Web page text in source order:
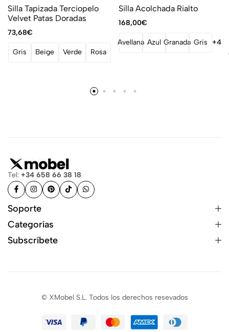
Silla Tapizada Terciopelo
Velvet Patas Doradas
73,68€
Gris Beige Verde Rosa
Silla Acolchada Rialto
168,00€
Avellana Azul Granada Gris +4
Tel: +34 658 66 38 18
Soporte
Categorías
Subscríbete
© XMobel S.L. Todos los derechos resevados